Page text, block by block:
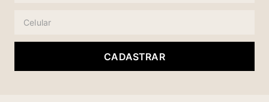
CADASTRAR